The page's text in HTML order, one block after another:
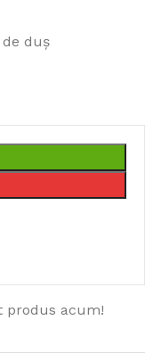
duș
produs acum!